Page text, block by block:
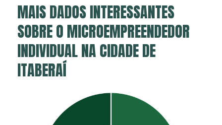
MAIS DADOS INTERESSANTES
SOBRE O MICROEMPREENDEDOR
INDIVIDUAL NA CIDADE DE
ITABERAÍ